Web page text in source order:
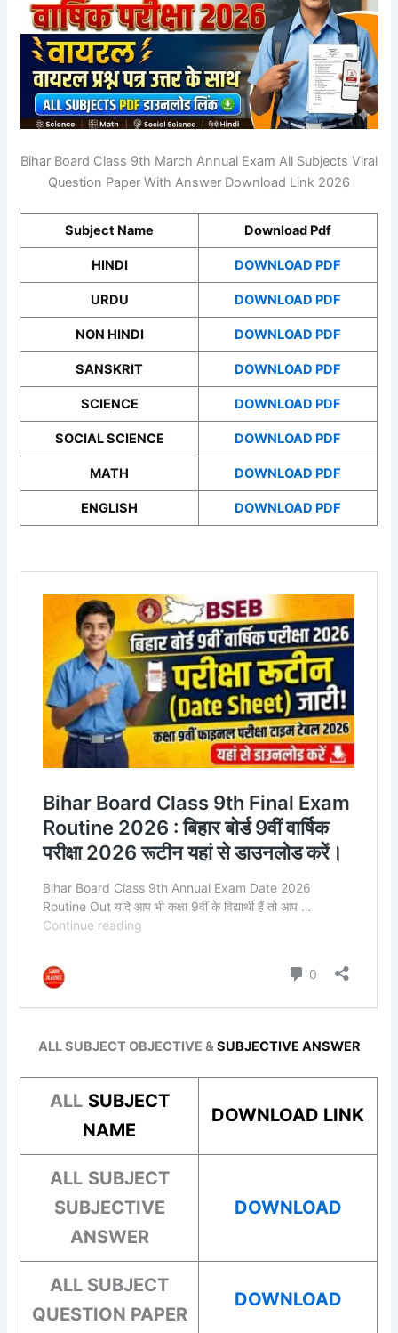
Bihar Board Class 9th March Annual Exam All Subjects Viral
Question Paper With Answer Download Link 2026
Subject Name Download Pdf
HINDI DOWNLOAD PDF
URDU DOWNLOAD PDF
NON HINDI DOWNLOAD PDF
SANSKRIT DOWNLOAD PDF
SCIENCE DOWNLOAD PDF
SOCIAL SCIENCE DOWNLOAD PDF
MATH DOWNLOAD PDF
ENGLISH DOWNLOAD PDF
ALL SUBJECT OBJECTIVE &SUBJECTIVE ANSWER
ALL SUBJECT
NAME
DOWNLOAD LINK
ALL SUBJECT
SUBJECTIVE
ANSWER
DOWNLOAD
ALL SUBJECT
QUESTION PAPER
DOWNLOAD